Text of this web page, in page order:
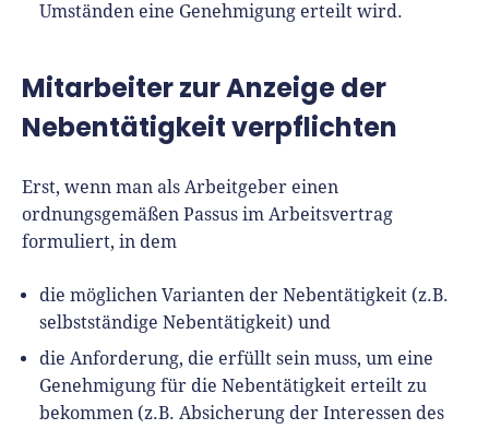
Umständen eine Genehmigung erteilt wird.
Mitarbeiter zur Anzeige der
Nebentätigkeit verpflichten
Erst, wenn man als Arbeitgeber einen
ordnungsgemäßen Passus im Arbeitsvertrag
formuliert, in dem
die möglichen Varianten der Nebentätigkeit (z.B.
selbstständige Nebentätigkeit) und
die Anforderung, die erfüllt sein muss, um eine
Genehmigung für die Nebentätigkeit erteilt zu
bekommen (z.B. Absicherung der Interessen des